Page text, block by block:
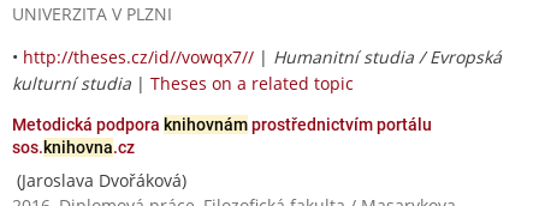
UNIVERZITA V PLZNI
• http://theses.cz/id//vowqx7// | Humanitní studia / Evropská
kulturní studia | Theses on a related topic
Metodická podpora knihovnámprostřednictvím portálu
sos.knihovna.cz
(Jaroslava Dvořáková)